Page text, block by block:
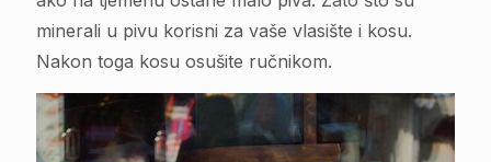
minerali u pivu korisni za vaše vlasište i kosu.
Nakon toga kosu osušite ručnikom.